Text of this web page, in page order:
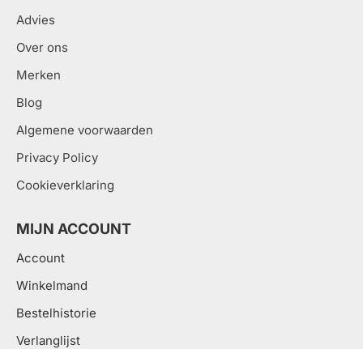
Advies
Over ons
Merken
Blog
Algemene voorwaarden
Privacy Policy
Cookieverklaring
MIJN ACCOUNT
Account
Winkelmand
Bestelhistorie
Verlanglijst